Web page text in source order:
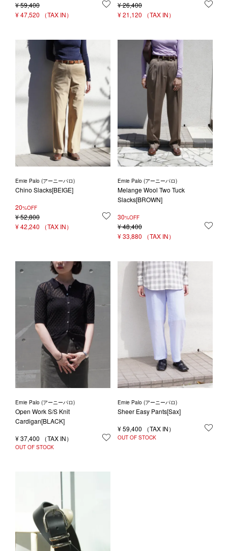
¥59,400
¥47,520
お気に入りに登録する
¥26,400
¥21,120
Ernie Palo (アーニーパロ)
Chino Slacks[BEIGE]
20%OFF
¥52,800
¥42,240
お気に入りに登録する
Ernie Palo (アーニーパロ)
Melange Wool Two Tuck
Slacks[BROWN]
30%OFF
¥48,400
¥33,880
Ernie Palo (アーニーパロ)
Open Work S/S Knit
Cardigan[BLACK]
¥37,400 お気に入りに登録する
OUT OF STOCK
Ernie Palo (アーニーパロ)
Sheer Easy Pants[Sax]
¥59,400
OUT OF STOCK